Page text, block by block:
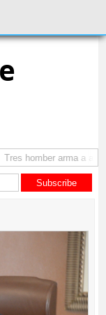
Tres homber arma a
Subscribe